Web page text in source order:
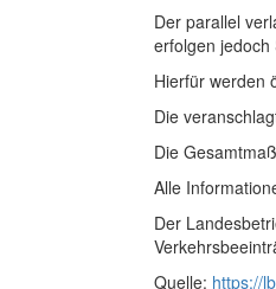
Der parallel
erfolgen jedoch
Hierfür werden
Die
Die
Alle
Der
Quelle: https://